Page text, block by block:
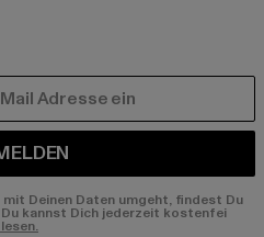
Deinen Daten umgeht, findest Du
kannst Dich jederzeit kostenfei